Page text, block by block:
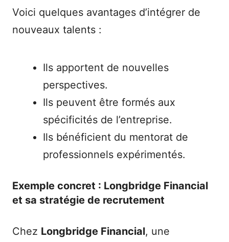
Voici quelques avantages d’intégrer de
nouveaux talents :
Ils apportent de nouvelles
perspectives.
Ils peuvent être formés aux
spécificités de l’entreprise.
Ils bénéficient du mentorat de
professionnels expérimentés.
Exemple concret : Longbridge Financial
et sa stratégie de recrutement
Chez Longbridge Financial, une